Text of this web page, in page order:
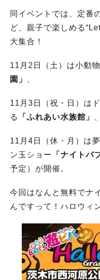
同イベントでは、定番
ど、親子で楽しめる
大集合！
11月2日（土）は小動
園」
11月3日（祝・日）は
る
「ふれあい水族館」
11月4日（休・月）は
ン玉ショー
「ナイトバ
予定）が開催。
今回はなんと無料でナ
んですって！ハロウィ